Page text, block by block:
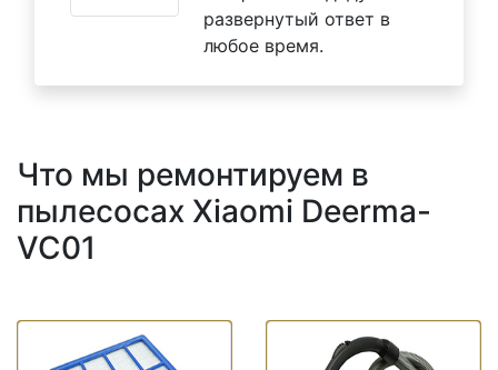
развернутый ответ в
любое время.
Что мы ремонтируем в
пылесосах Xiaomi Deerma-
VC01